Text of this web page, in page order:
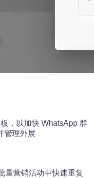
，以加快 WhatsApp 群
管理外展
量营销活动中快速重复